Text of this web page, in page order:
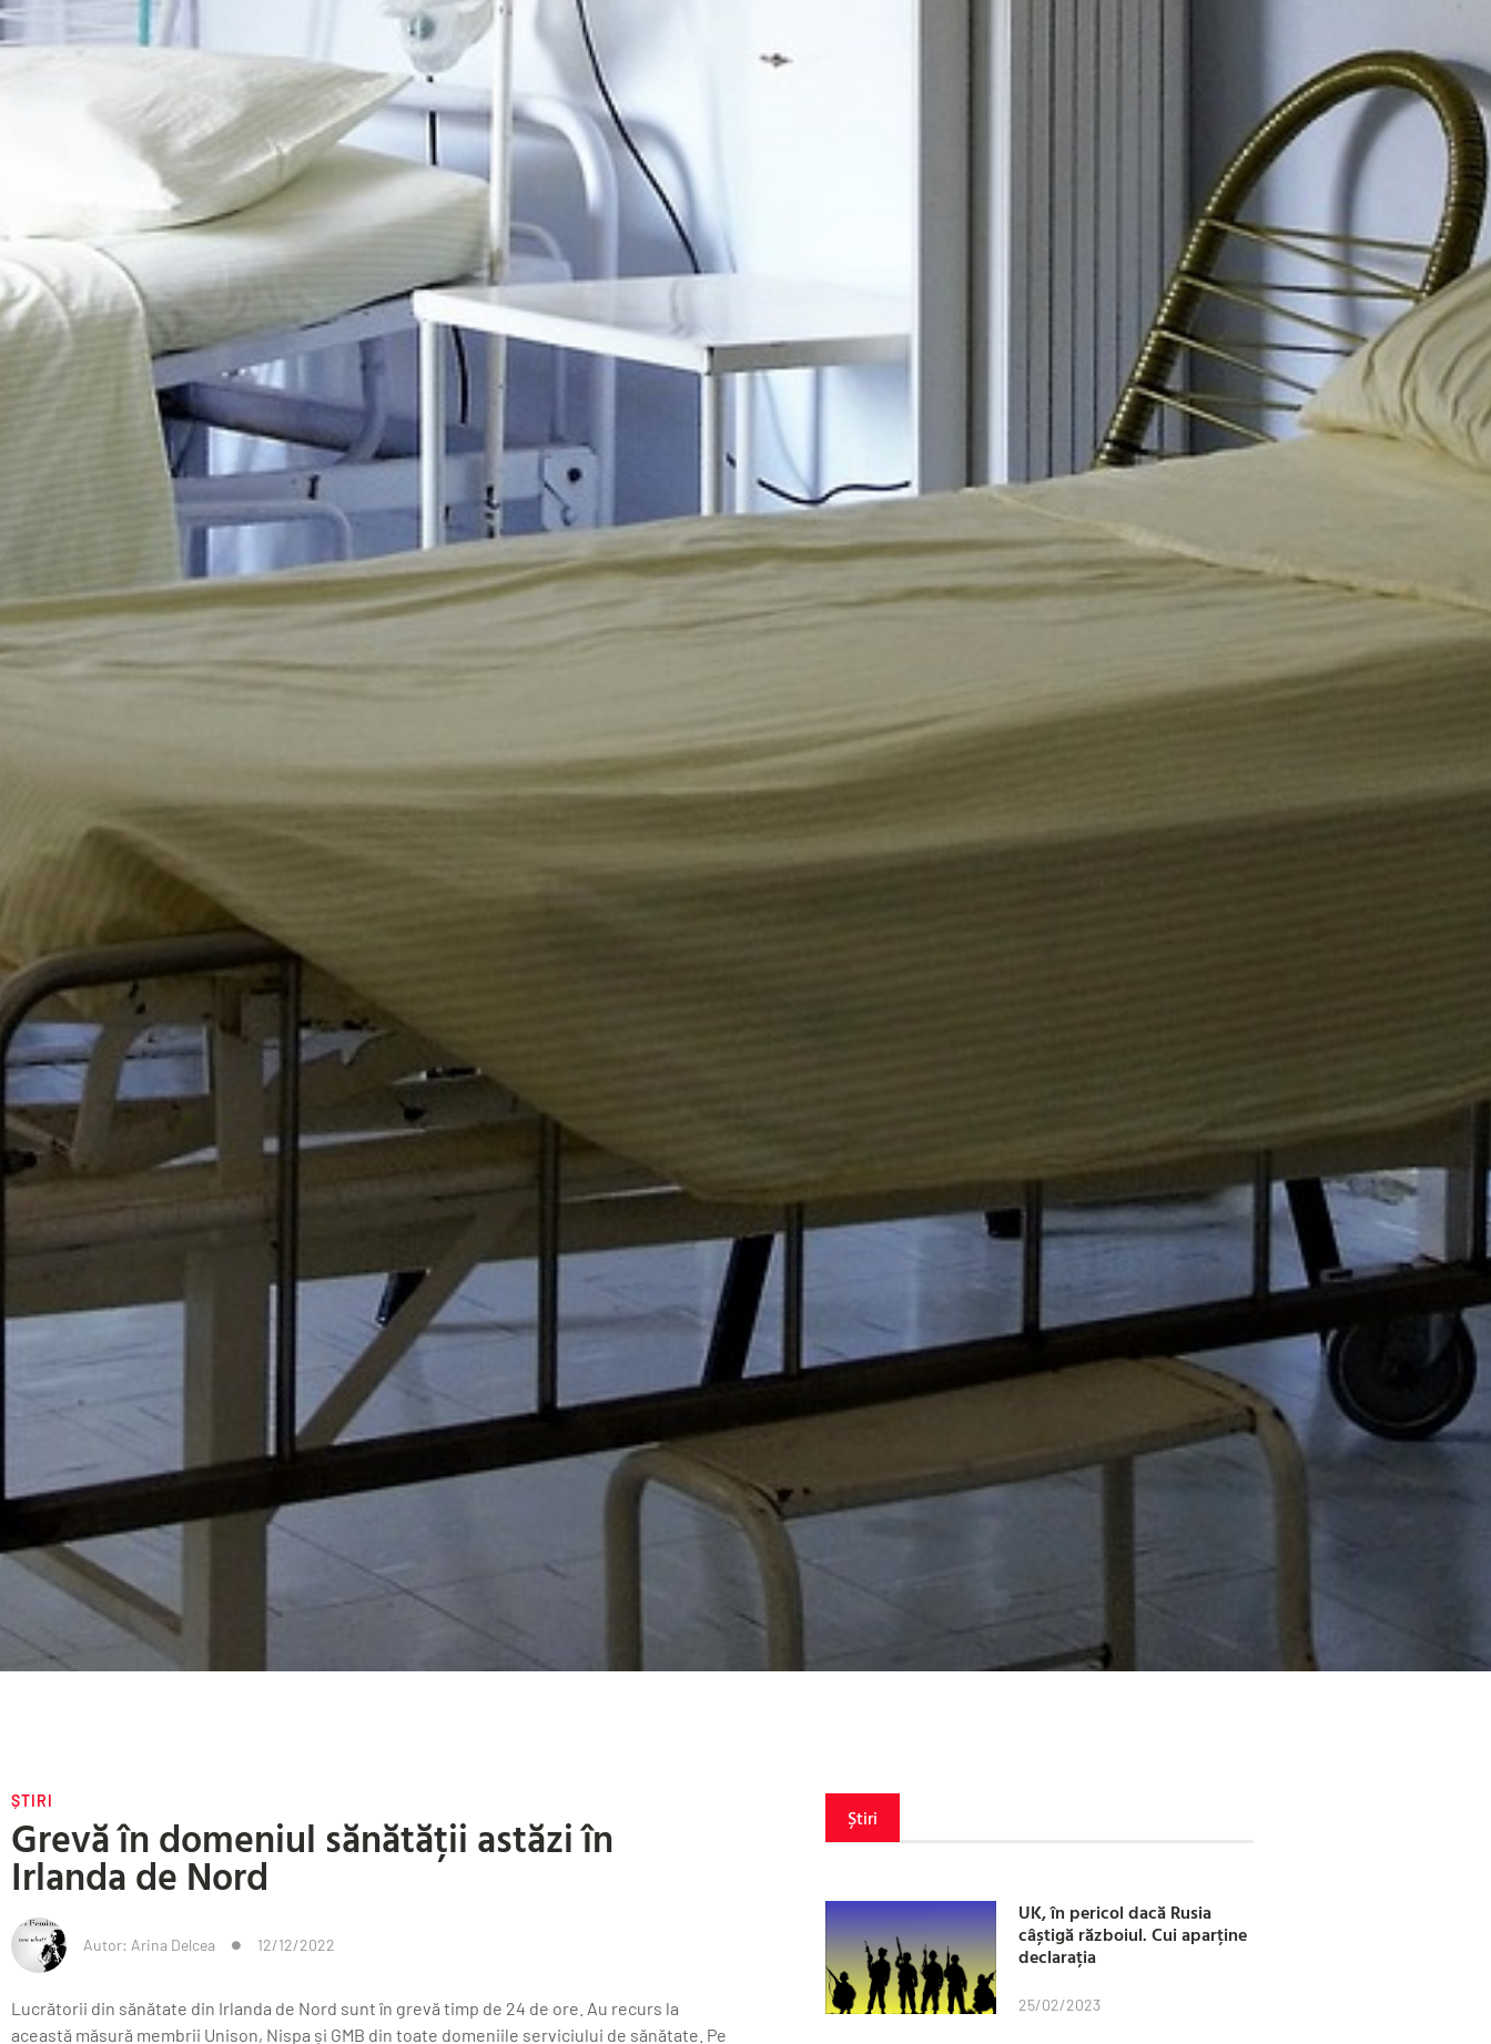
ȘTIRI
Grevă în domeniul sănătății astăzi în
Irlanda de Nord
Autor: Arina Delcea 12/12/2022
Lucrătorii din sănătate din Irlanda de Nord sunt în grevă timp de 24 de ore. Au recurs la
această măsură membrii Unison, Nispa și GMB din toate domeniile serviciului de sănătate. Pe
Știri
UK, în pericol dacă Rusia
câștigă războiul. Cui aparține
declarația
25/02/2023